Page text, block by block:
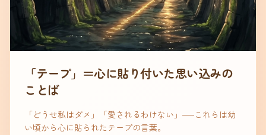
「テープ」＝心に貼り付いた思い込みの
ことば
「どうせ私はダメ」「愛されるわけない」──これらは幼
い頃から心に貼られたテープの言葉。